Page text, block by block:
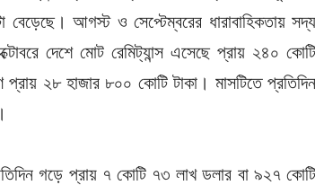
আগস্ট ও সেপ্টেম্বরের ধারাবাহিকতায় সদ্য
দেশে মোট রেমিট্যান্স এসেছে প্রায় ২৪০ কোটি
২৮ হাজার ৮০০ কোটি টাকা। মাসটিতে প্রতিদিন
গড়ে প্রায় ৭ কোটি ৭৩ লাখ ডলার বা ৯২৭ কোটি